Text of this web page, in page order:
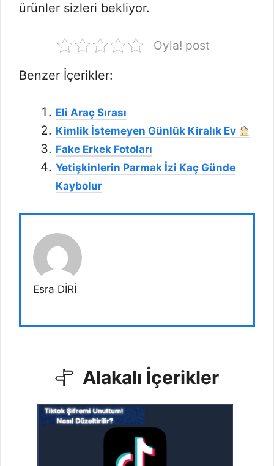
ürünler sizleri bekliyor.
Oyla! post
Benzer İçerikler:
Eli Araç Sırası
Kimlik İstemeyen Günlük Kiralık Ev
Fake Erkek Fotoları
Yetişkinlerin Parmak İzi Kaç Günde
Kaybolur
Esra DİRİ
Alakalı İçerikler